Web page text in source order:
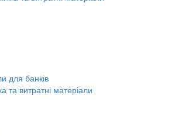
для банків
та витратні матеріали